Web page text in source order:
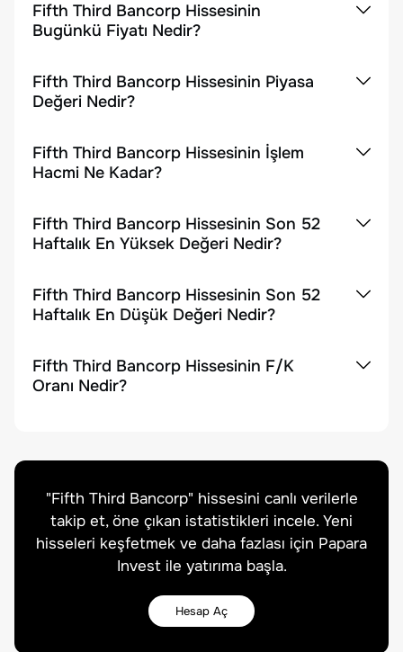
Fifth Third Bancorp Hissesinin
Bugünkü Fiyatı Nedir?
Fifth Third Bancorp Hissesinin Piyasa
Değeri Nedir?
Fifth Third Bancorp Hissesinin İşlem
Hacmi Ne Kadar?
Fifth Third Bancorp Hissesinin Son 52
Haftalık En Yüksek Değeri Nedir?
Fifth Third Bancorp Hissesinin Son 52
Haftalık En Düşük Değeri Nedir?
Fifth Third Bancorp Hissesinin F/K
Oranı Nedir?
"Fifth Third Bancorp" hissesini canlı verilerle
takip et, öne çıkan istatistikleri incele. Yeni
hisseleri keşfetmek ve daha fazlası için Papara
Invest ile yatırıma başla.
Hesap Aç